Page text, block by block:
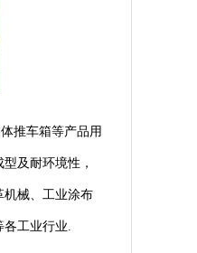
推车箱等产品用
及耐环境性，
机械、工业涂布
各工业行业.